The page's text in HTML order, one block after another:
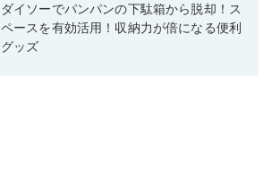
ダイソーでパンパンの下駄箱から脱却！ス
ペースを有効活用！収納力が倍になる便利
グッズ